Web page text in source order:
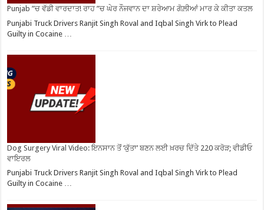
Punjab ”ਚ ਵੱਡੀ ਵਾਰਦਾਤ! ਰਾਹ ”ਚ ਘੇਰ ਨੌਜਵਾਨ ਦਾ ਸ਼ਰੇਆਮ ਗੋਲ਼ੀਆਂ ਮਾਰ ਕੇ ਕੀਤਾ ਕਤਲ
Punjabi Truck Drivers Ranjit Singh Roval and Iqbal Singh Virk to Plead
Guilty in Cocaine …
Dog Surgery Viral Video: ਇਨਸਾਨ ਤੋਂ ‘ਕੁੱਤਾ’ ਬਣਨ ਲਈ ਖ਼ਰਚ ਦਿੱਤੇ 220 ਕਰੋੜ; ਵੀਡੀਓ
ਵਾਇਰਲ
Punjabi Truck Drivers Ranjit Singh Roval and Iqbal Singh Virk to Plead
Guilty in Cocaine …